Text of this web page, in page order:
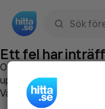
Ett fel har
Om du vill kan du
uppstod så att vi lättare
Vänligen försök med